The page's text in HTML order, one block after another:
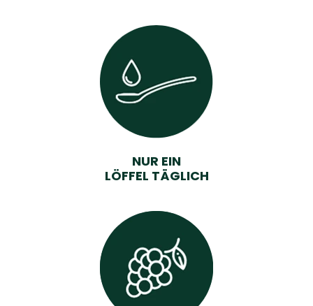
NUR EIN
LÖFFEL TÄGLICH